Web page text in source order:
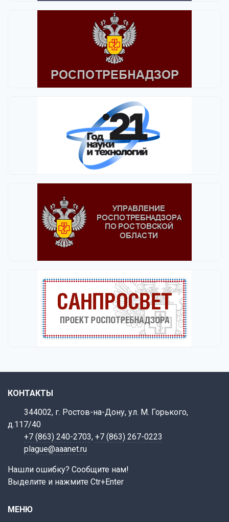
КОНТАКТЫ
344002, г. Ростов-на-Дону, ул. М. Горького,
д.117/40
+7 (863) 240-2703, +7 (863) 267-0223
plague@aaanet.ru
Нашли ошибку? Сообщите нам!
Выделите и нажмите Ctr+Enter
МЕНЮ